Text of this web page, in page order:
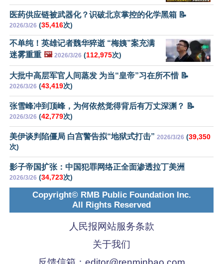
医药供应链被武器化？识破北京掌控的化学黑箱 📝
2026/3/26 (35,416次)
不单纯！英雄记者魏华猝逝 “梅姨”案充满
迷雾重重 🖼️ 2026/3/26 (112,975次)
大批中高层军官人间蒸发 为当“皇帝”习在所不惜 📝
2026/3/26 (43,419次)
张雪峰冲到顶峰，为何依然觉得背后有万丈深渊？ 📝
2026/3/26 (42,779次)
美伊谈判陷僵局 白宫警告拟“地狱式打击” 2026/3/26 (39,350
次)
影子帝国扩张：中国犯罪网络正全面渗透拉丁美洲
2026/3/26 (34,723次)
Copyright© RMB Public Foundation Inc.
All Rights Reserved
人民报网站服务条款
关于我们